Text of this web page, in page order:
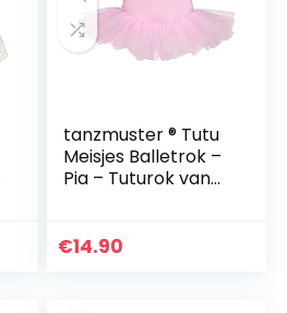
tanzmuster ® Tutu
Meisjes Balletrok –
Pia – Tuturok van
€14.90